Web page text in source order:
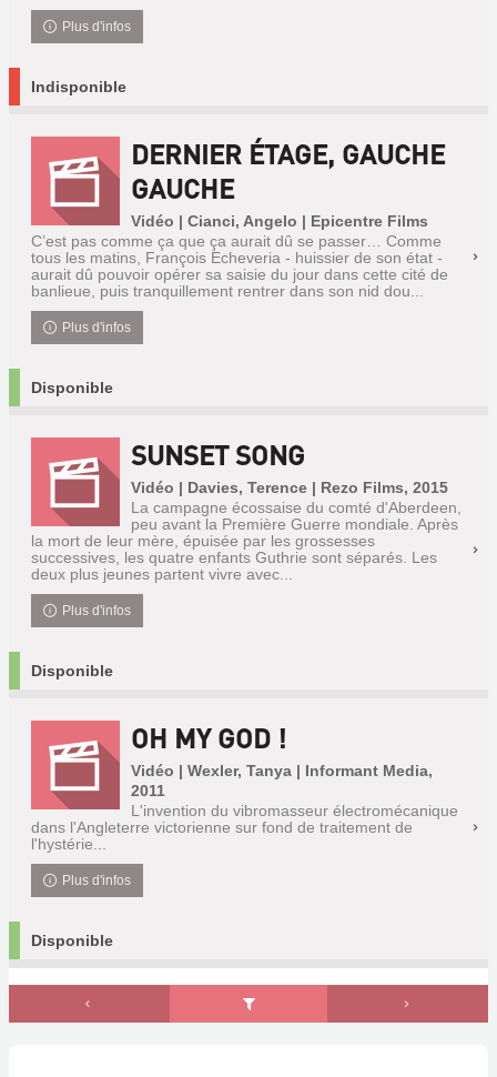
Plus d'infos
Indisponible
DERNIER ÉTAGE, GAUCHE
GAUCHE
Vidéo | Cianci, Angelo | Epicentre Films
C’est pas comme ça que ça aurait dû se passer… Comme
tous les matins, François Echeveria - huissier de son état -
aurait dû pouvoir opérer sa saisie du jour dans cette cité de
banlieue, puis tranquillement rentrer dans son nid dou...
Plus d'infos
Disponible
SUNSET SONG
Vidéo | Davies, Terence | Rezo Films, 2015
La campagne écossaise du comté d'Aberdeen,
peu avant la Première Guerre mondiale. Après
la mort de leur mère, épuisée par les grossesses
successives, les quatre enfants Guthrie sont séparés. Les
deux plus jeunes partent vivre avec...
Plus d'infos
Disponible
OH MY GOD !
Vidéo | Wexler, Tanya | Informant Media,
2011
L'invention du vibromasseur électromécanique
dans l'Angleterre victorienne sur fond de traitement de
l'hystérie...
Plus d'infos
Disponible